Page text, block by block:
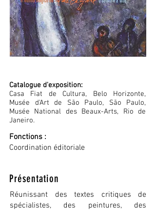
Catalogue d'exposition:
Casa Fiat de Cultura, Belo Horizonte,
Musée d'Art de São Paulo, São Paulo,
Musée National des Beaux-Arts, Rio de
Janeiro.
Fonctions :
Coordination éditoriale
Présentation
Réunissant des textes critiques de
spécialistes, des peintures, des